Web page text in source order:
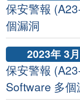
保安警報
個漏洞
2023年 3
保安警報
Software 多個